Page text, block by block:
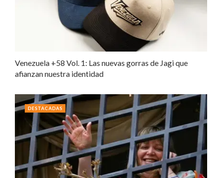
Venezuela +58 Vol. 1: Las nuevas gorras de Jagi que
afianzan nuestra identidad
DESTACADAS